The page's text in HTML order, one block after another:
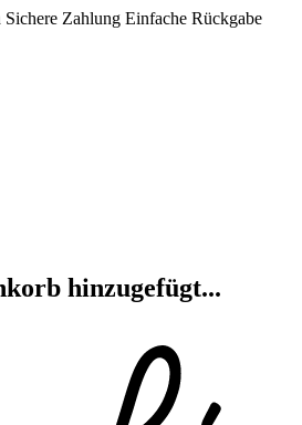
Sichere Zahlung Einfache Rückgabe
hinzugefügt...